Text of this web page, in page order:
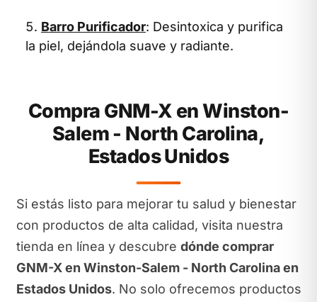
Barro Purificador: Desintoxica y purifica
la piel, dejándola suave y radiante.
Compra GNM-X en Winston-
Salem - North Carolina,
Estados Unidos
Si estás listo para mejorar tu salud y bienestar
con productos de alta calidad, visita nuestra
tienda en línea y descubre dónde comprar
GNM-X en Winston-Salem - North Carolina en
Estados Unidos. No solo ofrecemos productos